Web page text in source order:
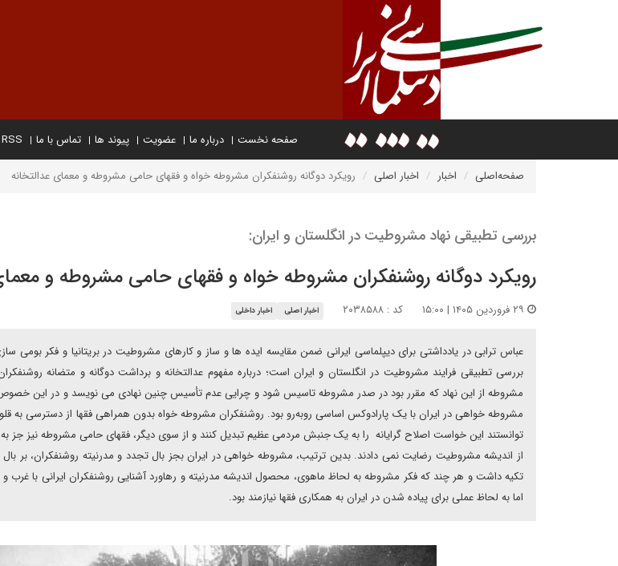
صفحه نخست درباره ما عضویت پیوند ها تماس با ما RSS
صفحه‌اصلی اخبار اخبار اصلی رویکرد دوگانه روشنفکران مشروطه خواه و فقهای حامی مشروطه و معمای عدالتخانه
بررسی تطبیقی نهاد مشروطیت در انگلستان و ایران:
رویکرد دوگانه روشنفکران مشروطه خواه و فقهای حامی مشروطه و
کد : ۲۰۳۸۵۸۸ اخبار اصلی اخبار داخلی
عباس ترابی در یادداشتی برای دیپلماسی ایرانی ضمن مقایسه ایده ها و ساز و کارهای مشروطیت در بریتانیا و فکر بومی
بررسی تطبیقی فرایند مشروطیت در انگلستان و ایران است؛ درباره مفهوم عدالتخانه و برداشت دوگانه و متضانه
مشروطه از این نهاد که مقرر بود در صدر مشروطه تاسیس شود و چرایی عدم تأسیس چنین نهادی می نویسد و در این خصوص
مشروطه خواهی در ایران با یک پارادوکس اساسی روبه‌رو بود. روشنفکران مشروطه خواه بدون همراهی فقها از دسترسی به
توانستند این خواست اصلاح گرایانه را به یک جنبش مردمی عظیم تبدیل کنند و از سوی دیگر، فقهای حامی مشروطه نیز جز
از اندیشه مشروطیت رضایت نمی دادند. بدین ترتیب، مشروطه خواهی در ایران بجز بال تجدد و مدرنیته روشنفکران، بر
تکیه داشت و هر چند که فکر مشروطه به لحاظ ماهوی، محصول اندیشه مدرنیته و رهاورد آشنایی روشنفکران ایرانی با غرب و
اما به لحاظ عملی برای پیاده شدن در ایران به همکاری فقها نیازمند بود.